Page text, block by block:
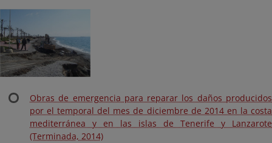
Obras de emergencia para reparar los daños producidos
por el temporal del mes de diciembre de 2014 en la costa
mediterránea y en las islas de Tenerife y Lanzarote
(Terminada, 2014)